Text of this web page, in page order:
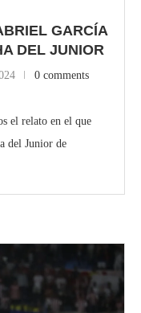
GARCÍA
DEL JUNIOR
0 comments
el relato en el que
del Junior de